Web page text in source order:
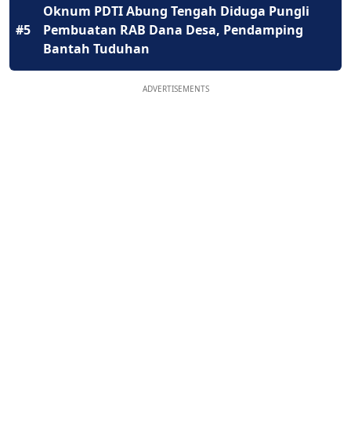
#5
Oknum PDTI Abung Tengah Diduga Pungli
Pembuatan RAB Dana Desa, Pendamping
Bantah Tuduhan
ADVERTISEMENTS